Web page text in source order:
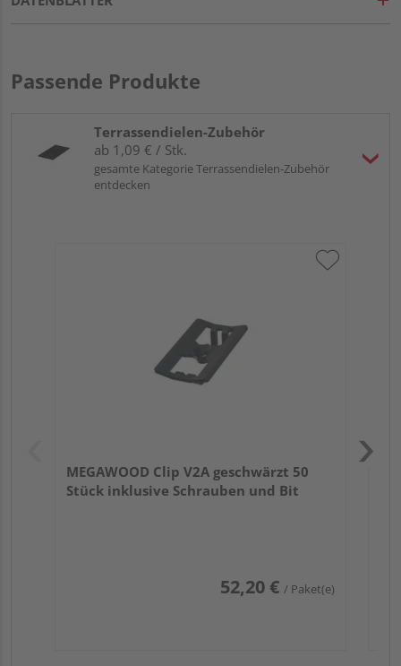
Passende Produkte
Terrassendielen-Zubehör
ab 1,09 € / Stk.
gesamte Kategorie Terrassendielen-Zubehör
entdecken
MEGAWOOD Clip V2A geschwärzt 50
Stück inklusive Schrauben und Bit
52,20 € / Paket(e)